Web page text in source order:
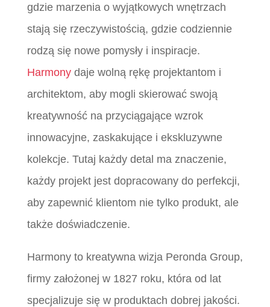
gdzie marzenia o wyjątkowych wnętrzach
stają się rzeczywistością, gdzie codziennie
rodzą się nowe pomysły i inspiracje.
Harmonydaje wolną rękę projektantom i
architektom, aby mogli skierować swoją
kreatywność na przyciągające wzrok
innowacyjne, zaskakujące i ekskluzywne
kolekcje. Tutaj każdy detal ma znaczenie,
każdy projekt jest dopracowany do perfekcji,
aby zapewnić klientom nie tylko produkt, ale
także doświadczenie.
Harmony to kreatywna wizja Peronda Group,
firmy założonej w 1827 roku, która od lat
specjalizuje się w produktach dobrej jakości.